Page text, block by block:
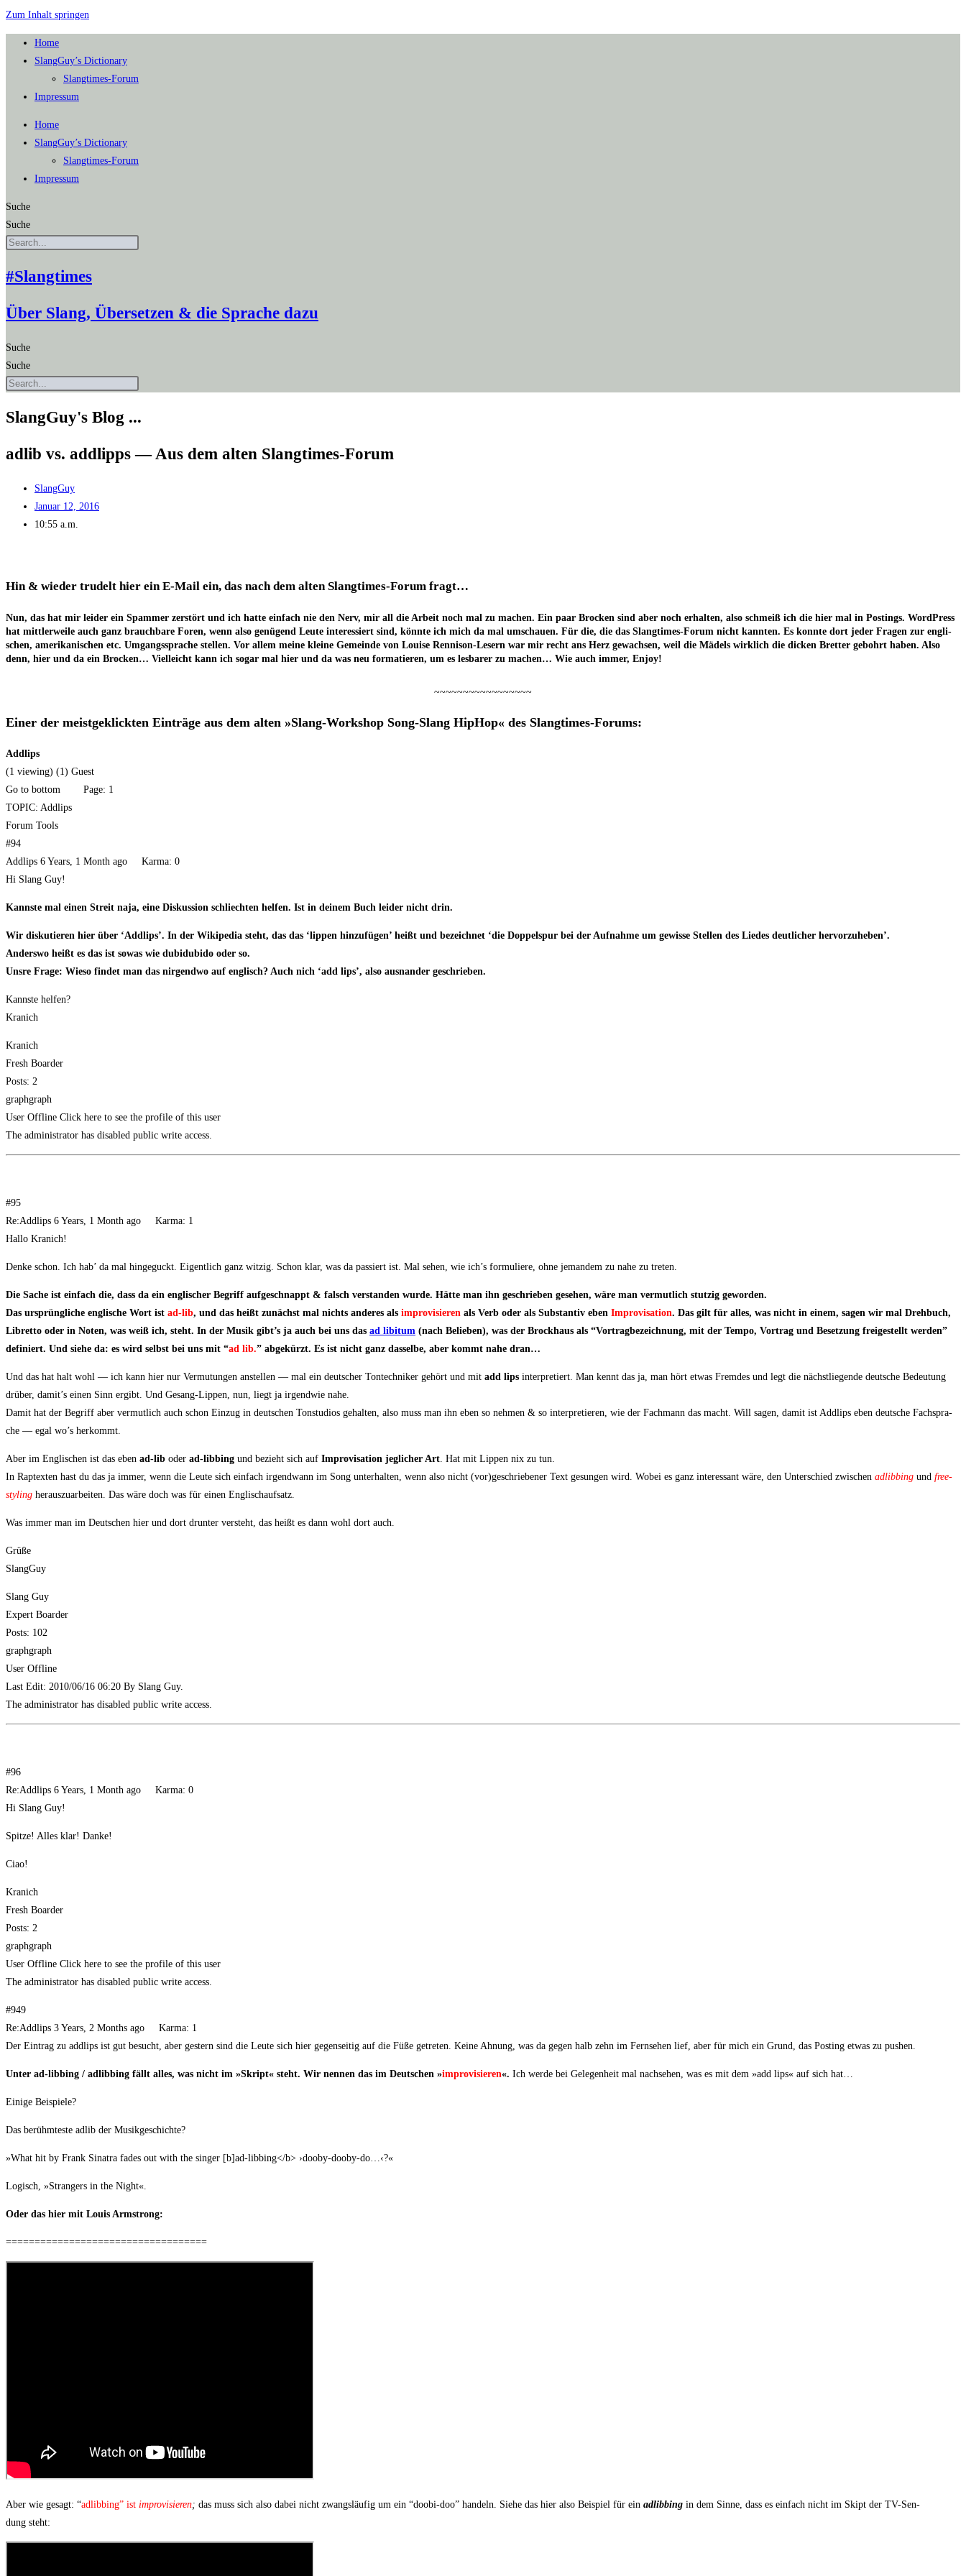
Zum Inhalt springen
Home
SlangGuy’s Dic­tion­a­ry
Slang­times-Forum
Impres­sum
Home
SlangGuy’s Dic­tion­a­ry
Slang­times-Forum
Impres­sum
Suche
Suche
#Slangtimes
Über Slang, Übersetzen & die Sprache dazu
Suche
Suche
SlangGuy's Blog ...
adlib vs. addlipps — Aus dem alten Slangtimes-Forum
SlangGuy
Januar 12, 2016
10:55 a.m.
Hin & wie­der tru­delt hier ein E‑Mail ein, das nach dem alten Slang­times-Forum fragt…
Nun, das hat mir lei­der ein Spam­mer zer­stört und ich hat­te ein­fach nie den Nerv, mir all die Arbeit noch mal zu machen. Ein paar Bro­cken sind aber noch erhal­ten, also schmeiß ich die hier mal in Pos­tings. Word­Press
hat mitt­ler­wei­le auch ganz brauch­ba­re Foren, wenn also genü­gend Leu­te inter­es­siert sind, könn­te ich mich da mal umschau­en. Für die, die das Slang­times-Forum nicht kann­ten. Es konn­te dort jeder Fra­gen zur eng­li­
schen, ame­ri­ka­ni­schen etc. Umgangs­spra­che stel­len. Vor allem mei­ne klei­ne Gemein­de von Loui­se Ren­ni­son-Lesern war mir recht ans Herz gewach­sen, weil die Mädels wirk­lich die dicken Bret­ter gebohrt haben. Also
denn, hier und da ein Bro­cken… Viel­leicht kann ich sogar mal hier und da was neu for­ma­tie­ren, um es les­ba­rer zu machen… Wie auch immer, Enjoy!
~~~~~~~~~~~~~~~~~
Einer der meist­ge­klick­ten Ein­trä­ge aus dem alten »Slang-Work­shop Song-Slang Hip­Hop« des Slangtimes-Forums:
Addlips
(1 vie­w­ing) (1) Guest
Go to bot­tom Page: 1
TOPIC: Addlips
Forum Tools
#94
Addlips 6 Years, 1 Month ago Kar­ma: 0
Hi Slang Guy!
Kanns­te mal einen Streit naja, eine Dis­kus­si­on schliech­ten hel­fen. Ist in dei­nem Buch lei­der nicht drin.
Wir dis­ku­tie­ren hier über ‘Addlips’. In der Wiki­pe­dia steht, das das ‘lip­pen hin­zu­fü­gen’ heißt und bezeich­net ‘die Dop­pel­spur bei der Auf­nah­me um gewis­se Stel­len des Lie­des deut­li­cher hervorzuheben’.
Anders­wo heißt es das ist sowas wie dubi­du­bi­do oder so.
Uns­re Fra­ge: Wie­so fin­det man das nir­gend­wo auf eng­lisch? Auch nich ‘add lips’, also aus­n­an­der geschrieben.
Kanns­te helfen?
Kranich
Kra­nich
Fresh Boarder
Posts: 2
graphgraph
User Off­line Click here to see the pro­fi­le of this user
The admi­nis­tra­tor has dis­ab­led public wri­te access.
#95
Re:Addlips 6 Years, 1 Month ago Kar­ma: 1
Hal­lo Kranich!
Den­ke schon. Ich hab’ da mal hin­ge­guckt. Eigent­lich ganz wit­zig. Schon klar, was da pas­siert ist. Mal sehen, wie ich’s for­mu­lie­re, ohne jeman­dem zu nahe zu treten.
Die Sache ist ein­fach die, dass da ein eng­li­scher Begriff auf­ge­schnappt & falsch ver­stan­den wur­de. Hät­te man ihn geschrie­ben gese­hen, wäre man ver­mut­lich stut­zig geworden.
Das ursprüng­li­che eng­li­sche Wort ist ad-lib, und das heißt zunächst mal nichts ande­res als impro­vi­sie­ren als Verb oder als Sub­stan­tiv eben Impro­vi­sa­ti­on. Das gilt für alles, was nicht in einem, sagen wir mal Dreh­buch,
Libret­to oder in Noten, was weiß ich, steht. In der Musik gibt’s ja auch bei uns das ad libi­tum (nach Belie­ben), was der Brock­haus als “Vor­trag­be­zeich­nung, mit der Tem­po, Vor­trag und Beset­zung frei­ge­stellt wer­den”
defi­niert. Und sie­he da: es wird selbst bei uns mit “ad lib.” abge­kürzt. Es ist nicht ganz das­sel­be, aber kommt nahe dran…
Und das hat halt wohl — ich kann hier nur Ver­mu­tun­gen anstel­len — mal ein deut­scher Ton­tech­ni­ker gehört und mit add lips inter­pre­tiert. Man kennt das ja, man hört etwas Frem­des und legt die nächst­lie­gen­de deut­sche Bedeu­tung
drü­ber, damit’s einen Sinn ergibt. Und Gesang-Lip­pen, nun, liegt ja irgend­wie nahe.
Damit hat der Begriff aber ver­mut­lich auch schon Ein­zug in deut­schen Ton­stu­di­os gehal­ten, also muss man ihn eben so neh­men & so inter­pre­tie­ren, wie der Fach­mann das macht. Will sagen, damit ist Addlips eben deut­sche Fach­spra­
che — egal wo’s herkommt.
Aber im Eng­li­schen ist das eben ad-lib oder ad-libbing und bezieht sich auf Impro­vi­sa­ti­on jeg­li­cher Art . Hat mit Lip­pen nix zu tun.
In Rap­tex­ten hast du das ja immer, wenn die Leu­te sich ein­fach irgend­wann im Song unter­hal­ten, wenn also nicht (vor)geschriebener Text gesun­gen wird. Wobei es ganz inter­es­sant wäre, den Unter­schied zwi­schen adlibbing und free­
sty­ling her­aus­zu­ar­bei­ten. Das wäre doch was für einen Englischaufsatz.
Was immer man im Deut­schen hier und dort drun­ter ver­steht, das heißt es dann wohl dort auch.
Grü­ße
SlangGuy
Slang Guy
Expert Boarder
Posts: 102
graphgraph
User Offline
Last Edit: 2010/06/16 06:20 By Slang Guy.
The admi­nis­tra­tor has dis­ab­led public wri­te access.
#96
Re:Addlips 6 Years, 1 Month ago Kar­ma: 0
Hi Slang Guy!
Spit­ze! Alles klar! Danke!
Ciao!
Kra­nich
Fresh Boarder
Posts: 2
graphgraph
User Off­line Click here to see the pro­fi­le of this user
The admi­nis­tra­tor has dis­ab­led public wri­te access.
#949
Re:Addlips 3 Years, 2 Months ago Kar­ma: 1
Der Ein­trag zu addlips ist gut besucht, aber ges­tern sind die Leu­te sich hier gegen­sei­tig auf die Füße getre­ten. Kei­ne Ahnung, was da gegen halb zehn im Fern­se­hen lief, aber für mich ein Grund, das Pos­ting etwas zu pushen.
Unter ad-libbing / adlibbing fällt alles, was nicht im »Skript« steht. Wir nen­nen das im Deut­schen »impro­vi­sie­ren«. Ich wer­de bei Gele­gen­heit mal nach­se­hen, was es mit dem »add lips« auf sich hat…
Eini­ge Beispiele?
Das berühm­tes­te adlib der Musikgeschichte?
»What hit by Frank Sina­tra fades out with the sin­ger [b]ad-libbing</b> ›doo­by-doo­by-do…‹?«
Logisch, »Stran­gers in the Night«.
Oder das hier mit Lou­is Armstrong:
===================================
Aber wie gesagt: “adlibbing” ist impro­vi­sie­ren; das muss sich also dabei nicht zwangs­läu­fig um ein “doo­bi-doo” han­deln. Sie­he das hier also Bei­spiel für ein adlibbing in dem Sin­ne, dass es ein­fach nicht im Skipt der TV-Sen­
dung steht: